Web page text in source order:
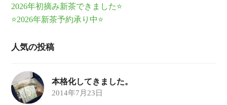
2026年初摘み新茶できました⭐
⭐2026年新茶予約承り中⭐
人気の投稿
本格化してきました。
2014年7月23日